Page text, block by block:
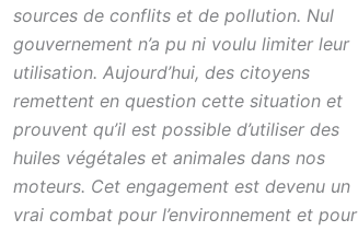
sources de conflits et de pollution. Nul
gouvernement n’a pu ni voulu limiter leur
utilisation. Aujourd’hui, des citoyens
remettent en question cette situation et
prouvent qu’il est possible d’utiliser des
huiles végétales et animales dans nos
moteurs. Cet engagement est devenu un
vrai combat pour l’environnement et pour